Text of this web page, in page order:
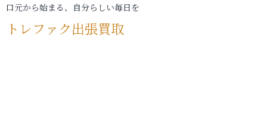
口元から始まる、自分らしい毎日を
トレファク出張買取